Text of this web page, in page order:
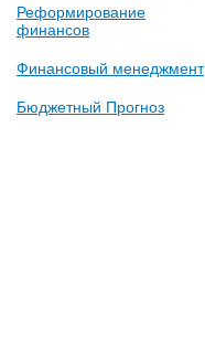
Реформирование
финансов
Финансовый менеджмент
Бюджетный Прогноз